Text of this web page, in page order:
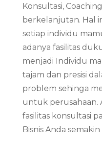
Konsultasi,
berkelanjutan. Hal
setiap individu
adanya fasilitas
menjadi Individu
tajam dan presisi
problem sehinga
untuk perusahaan.
fasilitas konsultasi
Bisnis Anda